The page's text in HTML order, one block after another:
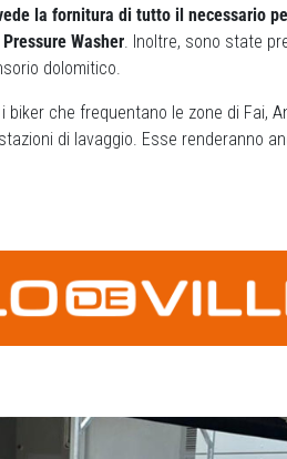
la fornitura di tutto il necessario
Washer . Inoltre, sono state
dolomitico.
che frequentano le zone di Fai,
di lavaggio. Esse renderanno